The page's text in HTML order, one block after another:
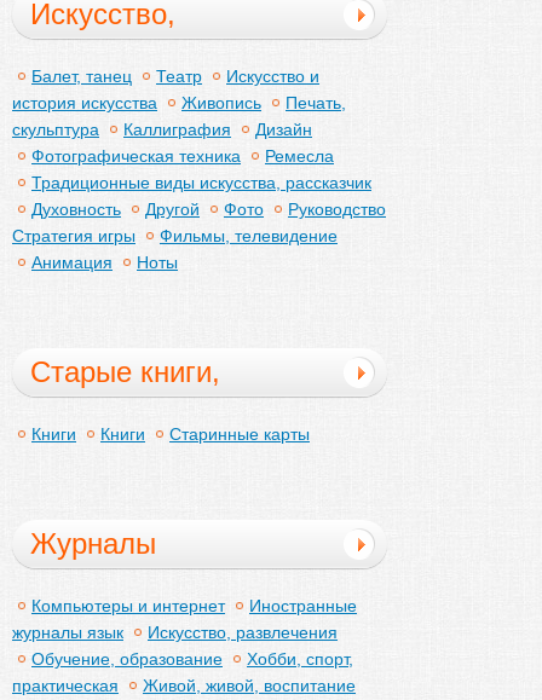
Искусство,
развлечения
Балет, танец Театр
Искусство и
история искусства
Живопись
Печать,
скульптура
Каллиграфия
Дизайн
Фотографическая техника
Ремесла
Традиционные виды искусства, рассказчик
Духовность
Другой Фото
Руководство
Стратегия игры
Фильмы, телевидение
Анимация
Ноты
Старые книги,
рукописи
Книги Книги Старинные карты
Журналы
Компьютеры и интернет
Иностранные
журналы язык
Искусство, развлечения
Обучение, образование
Хобби, спорт,
практическая
Живой, живой, воспитание